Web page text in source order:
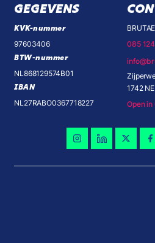
GEGEVENS
KVK-nummer
97603406
BTW-nummer
NL868129574B01
IBAN
NL27RABO0367718227
085
1742
Open in